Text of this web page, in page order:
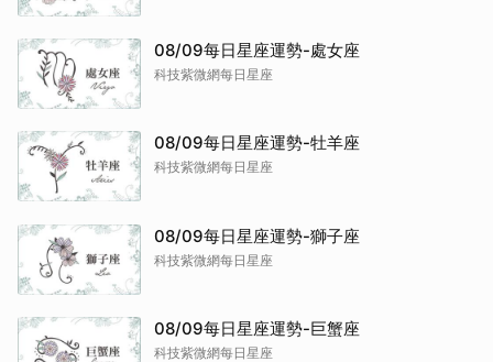
08/09每日星座運勢-處女座
科技紫微網每日星座
08/09每日星座運勢-牡羊座
科技紫微網每日星座
08/09每日星座運勢-獅子座
科技紫微網每日星座
08/09每日星座運勢-巨蟹座
科技紫微網每日星座